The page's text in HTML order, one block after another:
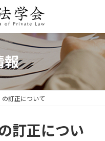
報
訂正について
訂正につい